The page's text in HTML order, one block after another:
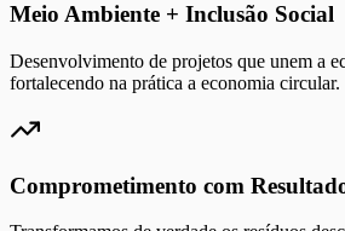
Meio Ambiente + Inclusão Social
Desenvolvimento de projetos que unem a
fortalecendo na prática a economia circular.
Comprometimento com